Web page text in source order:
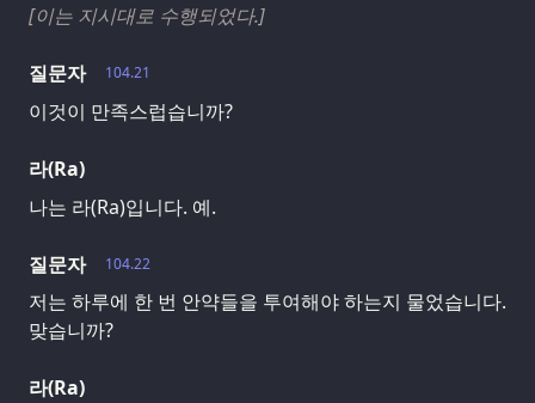
[이는 지시대로 수행되었다.]
104.21
질문자
이것이 만족스럽습니까?
라(Ra)
나는 라(Ra)입니다. 예.
104.22
질문자
저는 하루에 한 번 안약들을 투여해야 하는지 물었습니다.
맞습니까?
라(Ra)